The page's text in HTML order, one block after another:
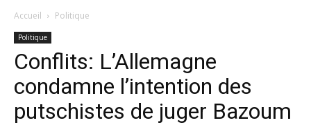
Accueil Politique
Politique
Conflits: L’Allemagne
condamne l’intention des
putschistes de juger Bazoum